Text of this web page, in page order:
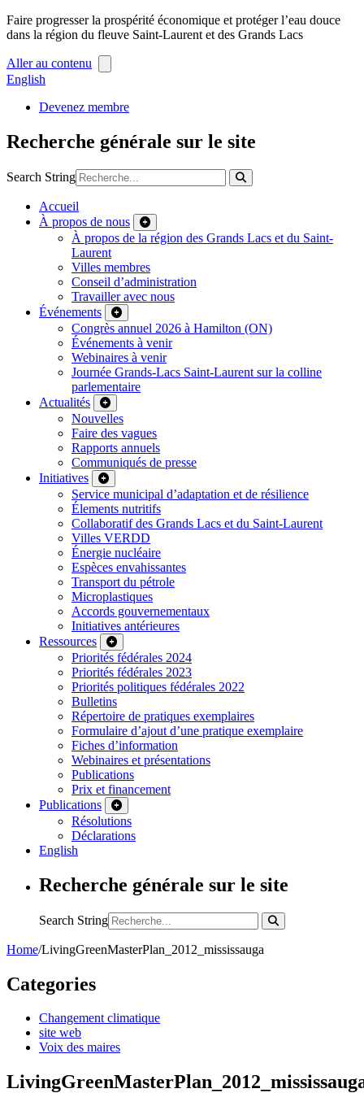
Faire progresser la prospérité économique et protéger l’eau douce
dans la région du fleuve Saint-Laurent et des Grands Lacs
Aller au contenu
English
Devenez membre
Recherche générale sur le site
Search String
Accueil
À propos de nous
À propos de la région des Grands Lacs et du Saint-
Laurent
Villes membres
Conseil d’administration
Travailler avec nous
Événements
Congrès annuel 2026 à Hamilton (ON)
Événements à venir
Webinaires à venir
Journée Grands-Lacs Saint-Laurent sur la colline
parlementaire
Actualités
Nouvelles
Faire des vagues
Rapports annuels
Communiqués de presse
Initiatives
Service municipal d’adaptation et de résilience
Élements nutritifs
Collaboratif des Grands Lacs et du Saint-Laurent
Villes VERDD
Énergie nucléaire
Espèces envahissantes
Transport du pétrole
Microplastiques
Accords gouvernementaux
Initiatives antérieures
Ressources
Priorités fédérales 2024
Priorités fédérales 2023
Priorités politiques fédérales 2022
Bulletins
Répertoire de pratiques exemplaires
Formulaire d’ajout d’une pratique exemplaire
Fiches d’information
Webinaires et présentations
Publications
Prix et financement
Publications
Résolutions
Déclarations
English
Recherche générale sur le site
Search String
Home/LivingGreenMasterPlan_2012_mississauga
Categories
Changement climatique
site web
Voix des maires